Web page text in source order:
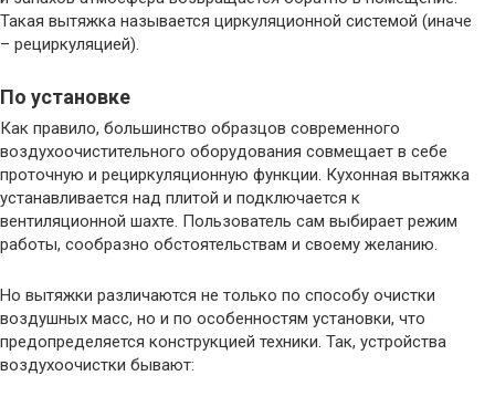
Такая вытяжка называется циркуляционной системой (иначе
– рециркуляцией).
По установке
Как правило, большинство образцов современного
воздухоочистительного оборудования совмещает в себе
проточную и рециркуляционную функции. Кухонная вытяжка
устанавливается над плитой и подключается к
вентиляционной шахте. Пользователь сам выбирает режим
работы, сообразно обстоятельствам и своему желанию.
Но вытяжки различаются не только по способу очистки
воздушных масс, но и по особенностям установки, что
предопределяется конструкцией техники. Так, устройства
воздухоочистки бывают: